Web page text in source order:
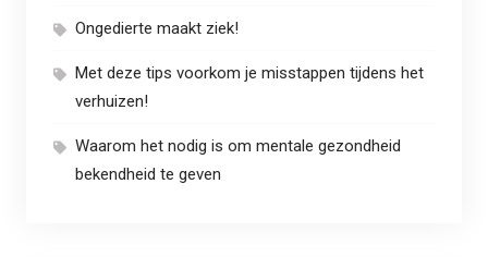
Ongedierte maakt ziek!
Met deze tips voorkom je misstappen tijdens het
verhuizen!
Waarom het nodig is om mentale gezondheid
bekendheid te geven